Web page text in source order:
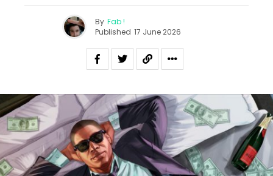
By Fab !
Published 17 June 2026